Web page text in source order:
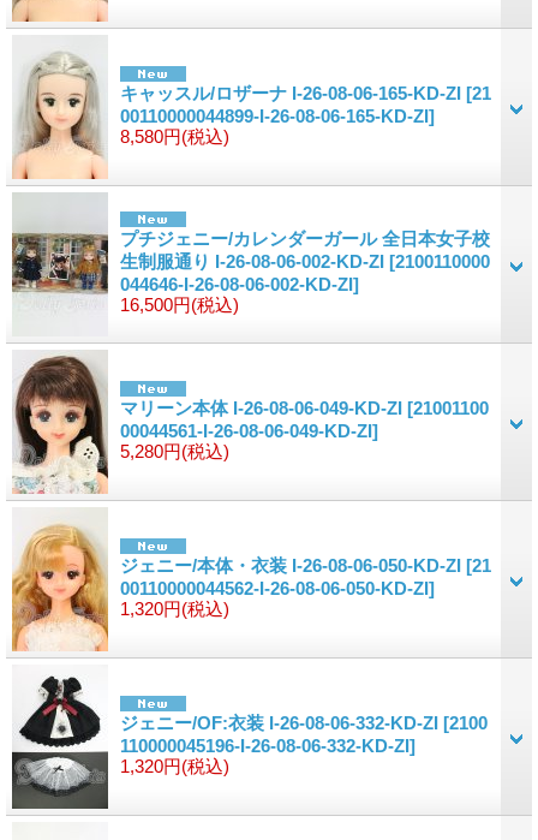
キャッスル/ロザーナ I-26-08-06-165-KD-ZI [21
00110000044899-I-26-08-06-165-KD-ZI]
8,580円(税込)
プチジェニー/カレンダーガール 全日本女子校
生制服通り I-26-08-06-002-KD-ZI [2100110000
044646-I-26-08-06-002-KD-ZI]
16,500円(税込)
マリーン本体 I-26-08-06-049-KD-ZI [21001100
00044561-I-26-08-06-049-KD-ZI]
5,280円(税込)
ジェニー/本体・衣装 I-26-08-06-050-KD-ZI [21
00110000044562-I-26-08-06-050-KD-ZI]
1,320円(税込)
ジェニー/OF:衣装 I-26-08-06-332-KD-ZI [2100
110000045196-I-26-08-06-332-KD-ZI]
1,320円(税込)